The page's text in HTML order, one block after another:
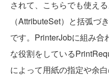
されて、こちらでも使え
（AttributeSet）と括弧づ
です。PrinterJobに組み合
な役割をしている
によって用紙の指定や余